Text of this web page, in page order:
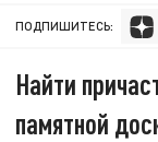
ПОДПИШИТЕСЬ:
Найти
памятной